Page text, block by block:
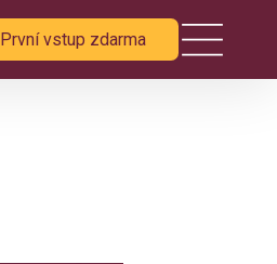
První vstup zdarma